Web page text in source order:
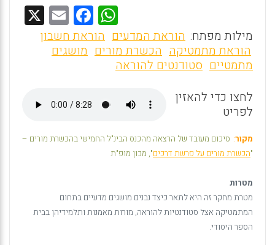
W
h
at
A
p
p
F
a
ce
o
o
k
E
m מילות מפתח: הוראת המדעים הוראת חשבון
הוראת מתמטיקה הכשרת מורים מושגים
מתמטיים סטודנטים להוראה
לחצו כדי להאזין
לפריט
מקור: סיכום מעובד של הרצאה מהכנס הבינ"ל החמישי בהכשרת מורים –
"הכשרת מורים על פרשת דרכים", מכון מופ"ת
מטרות
מטרת מחקר זה היא לתאר כיצד נבנים מושגים מדעיים בתחום
המתמטיקה אצל סטודנטיות להוראה, מורות מאמנות ותלמידיהן בבית
הספר היסודי.